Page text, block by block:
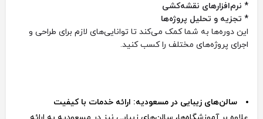
* نرم‌افزارهای نقشه‌کشی
* تجزیه و تحلیل پروژه‌ها
این دوره‌ها به شما کمک می‌کند تا توانایی‌های لازم برای طراحی و
اجرای پروژه‌های مختلف را کسب کنید.
سالن‌های زیبایی در مسعودیه: ارائه خدمات با کیفیت